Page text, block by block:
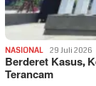
NASIONAL 29 Juli 2026
Berderet Kasus,
Terancam